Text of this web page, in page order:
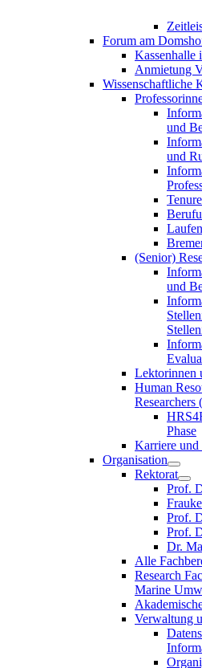
Forum am
Kassenhalle
Anmietung
Wissenschaftliche
und
und
(Senior)
und
Lektorinnen
Human
Researchers
Phase
Karriere
Organisation
Rektorat
Prof.
Prof.
Prof.
Dr.
Alle
Research
Marine
Verwaltung